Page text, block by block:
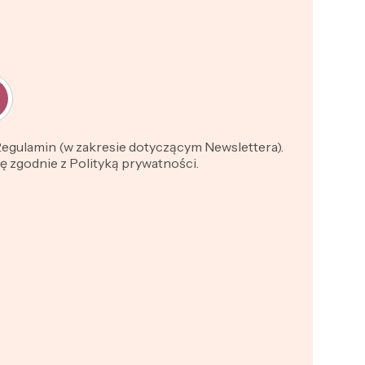
(w zakresie dotyczącym Newslettera).
zgodnie z Polityką prywatności.